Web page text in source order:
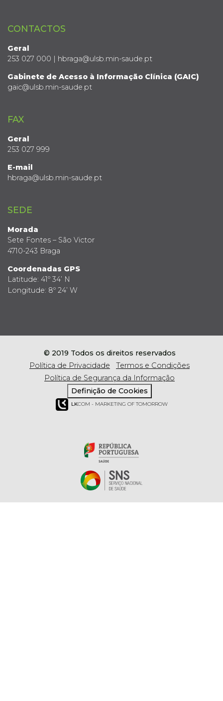
CONTACTOS
Geral
253 027 000 | hbraga@ulsb.min-saude.pt
Gabinete de Acesso à Informação Clínica (GAIC)
gaic@ulsb.min-saude.pt
FAX
Geral
253 027 999
E-mail
hbraga@ulsb.min-saude.pt
SEDE
Morada
Sete Fontes – São Victor
4710-243 Braga
Coordenadas GPS
Latitude: 41º 34’ N
Longitude: 8º 24’ W
© 2019 Todos os direitos reservados
Política de Privacidade
Termos e Condições
Política de Segurança da Informação
Definição de Cookies
LKCOM - MARKETING OF TOMORROW